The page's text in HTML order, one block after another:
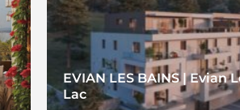
EVIAN LES BAINS | Evian
Lac